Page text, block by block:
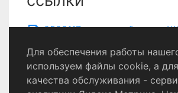
0503117 городской округ
Политика
Для обеспечения работы
используем файлы cookie, а
качества обслуживания -